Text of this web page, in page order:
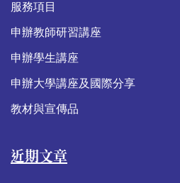
服務項目
申辦教師研習講座
申辦學生講座
申辦大學講座及國際分享
教材與宣傳品
近期文章